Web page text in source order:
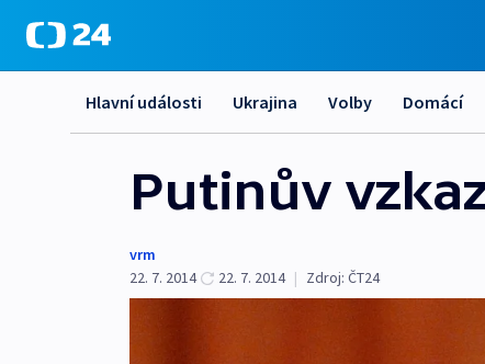
Hlavní události Ukrajina Volby Domácí
Putinův
vrm
22. 7. 2014
22. 7. 2014 | Zdroj: ČT24